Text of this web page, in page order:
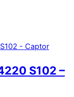
S102 –